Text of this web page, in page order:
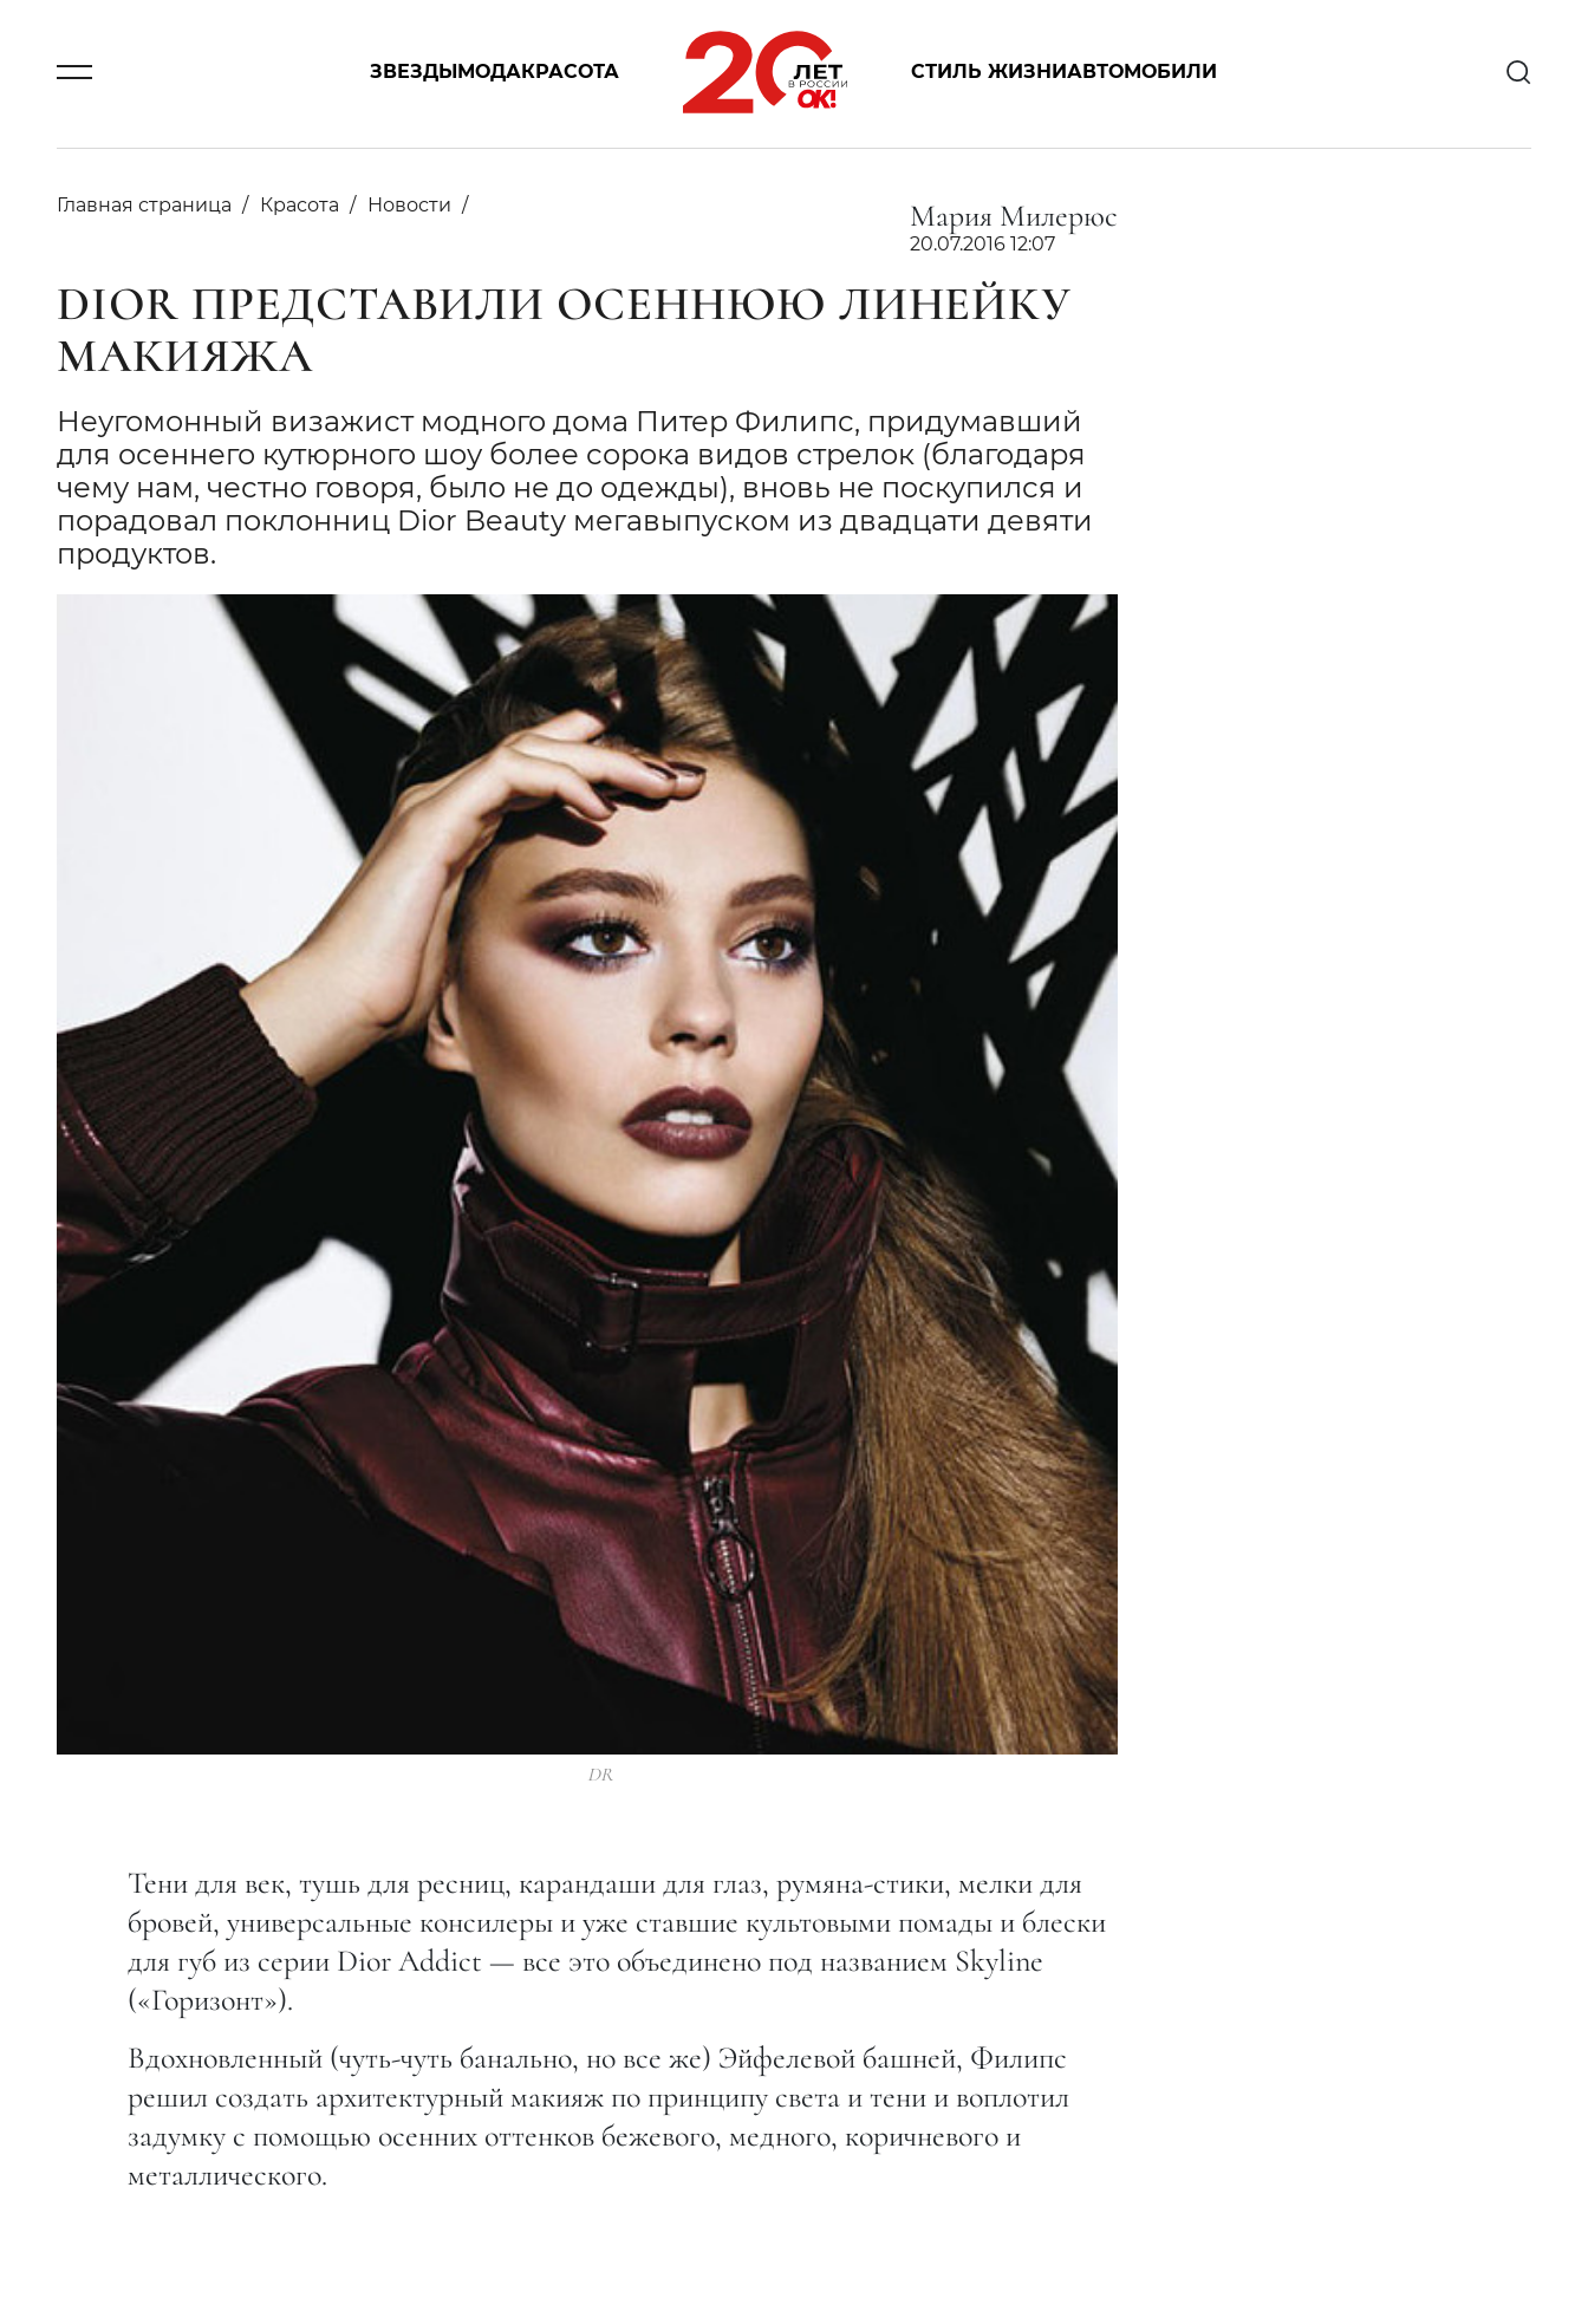
ЗВЕЗДЫМОДАКРАСОТА СТИЛЬ ЖИЗНИАВТОМОБИЛИ
Главная страница Красота Новости Мария Милерюс
20.07.2016 12:07
DIOR ПРЕДСТАВИЛИ ОСЕННЮЮ ЛИНЕЙКУ
МАКИЯЖА
Неугомонный визажист модного дома Питер Филипс, придумавший
для осеннего кутюрного шоу более сорока видов стрелок (благодаря
чему нам, честно говоря, было не до одежды), вновь не поскупился и
порадовал поклонниц Dior Beauty мегавыпуском из двадцати девяти
продуктов.
DR
Тени для век, тушь для ресниц, карандаши для глаз, румяна-стики, мелки для
бровей, универсальные консилеры и уже ставшие культовыми помады и блески
для губ из серии Dior Addict — все это объединено под названием Skyline
(«Горизонт»).
Вдохновленный (чуть-чуть банально, но все же) Эйфелевой башней, Филипс
решил создать архитектурный макияж по принципу света и тени и воплотил
задумку с помощью осенних оттенков бежевого, медного, коричневого и
металлического.